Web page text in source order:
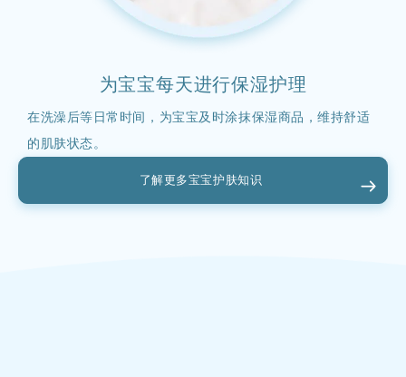
为宝宝每天进行保湿护理
在洗澡后等日常时间，为宝宝及时涂抹保湿商品，维持舒适
的肌肤状态。
了解更多宝宝护肤知识